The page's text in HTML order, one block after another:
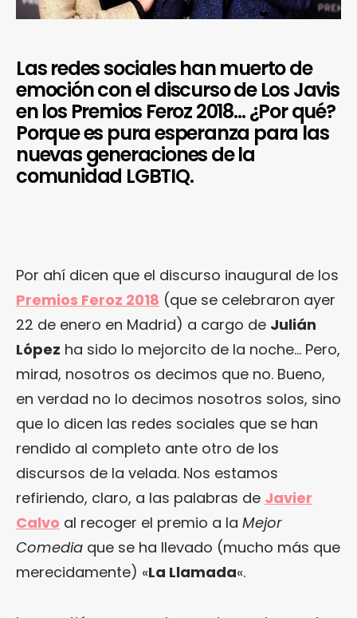
Las redes sociales han muerto de
emoción con el discurso de Los Javis
en los Premios Feroz 2018… ¿Por qué?
Porque es pura esperanza para las
nuevas generaciones de la
comunidad LGBTIQ.
Por ahí dicen que el discurso inaugural de los
Premios Feroz 2018 (que se celebraron ayer
22 de enero en Madrid) a cargo de Julián
López ha sido lo mejorcito de la noche… Pero,
mirad, nosotros os decimos que no. Bueno,
en verdad no lo decimos nosotros solos, sino
que lo dicen las redes sociales que se han
rendido al completo ante otro de los
discursos de la velada. Nos estamos
refiriendo, claro, a las palabras de Javier
Calvo al recoger el premio a la Mejor
Comedia que se ha llevado (mucho más que
merecidamente) «La Llamada«.